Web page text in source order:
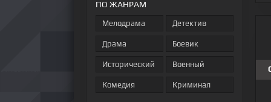
ПО ЖАНРАМ
Мелодрама
Драма
Исторический
Комедия
Детектив
Боевик
Военный
Криминал